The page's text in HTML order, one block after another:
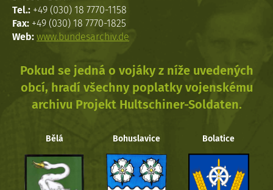
Tel.: +49 (030) 18 7770-1158
Fax: +49 (030) 18 7770-1825
Web: www.bundesarchiv.de
Pokud se jedná o vojáky z níže uvedených
obcí, hradí všechny poplatky vojenskému
archivu Projekt Hultschiner-Soldaten.
Bělá Bohuslavice Bolatice